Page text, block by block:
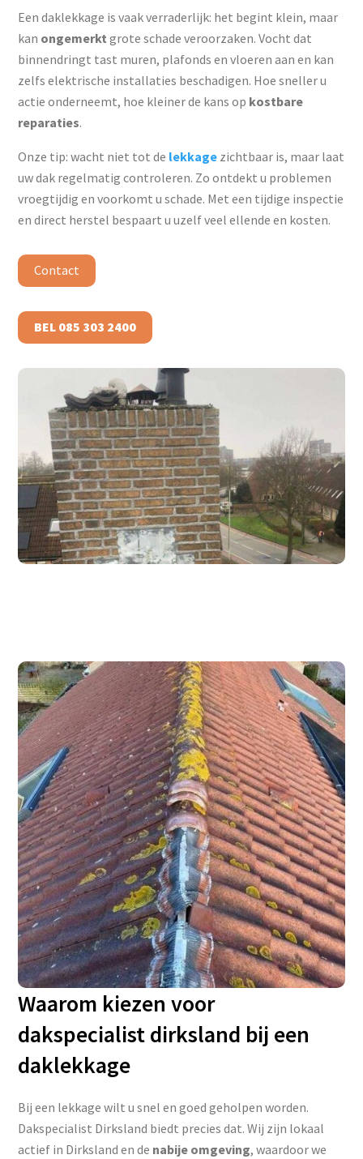
Een daklekkage is vaak verraderlijk: het begint klein, maar
kan ongemerkt grote schade veroorzaken. Vocht dat
binnendringt tast muren, plafonds en vloeren aan en kan
zelfs elektrische installaties beschadigen. Hoe sneller u
actie onderneemt, hoe kleiner de kans op kostbare
reparaties.
Onze tip: wacht niet tot de lekkage zichtbaar is, maar laat
uw dak regelmatig controleren. Zo ontdekt u problemen
vroegtijdig en voorkomt u schade. Met een tijdige inspectie
en direct herstel bespaart u uzelf veel ellende en kosten.
Contact
BEL 085 303 2400
Waarom kiezen voor
dakspecialist dirksland bij een
daklekkage
Bij een lekkage wilt u snel en goed geholpen worden.
Dakspecialist Dirksland biedt precies dat. Wij zijn lokaal
actief in Dirksland en de nabije omgeving, waardoor we